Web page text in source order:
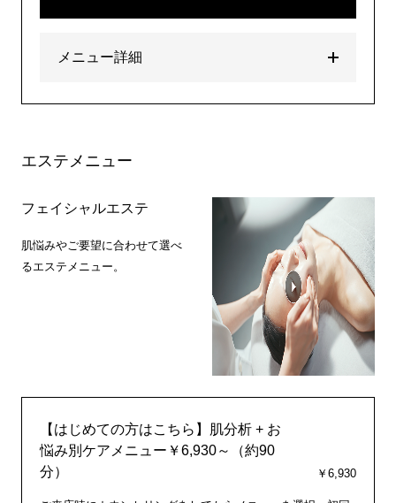
メニュー詳細
エステメニュー
フェイシャルエステ
肌悩みやご要望に合わせて選べ
るエステメニュー。
【はじめての方はこちら】肌分析 + お
悩み別ケアメニュー￥6,930～（約90
分）
￥6,930